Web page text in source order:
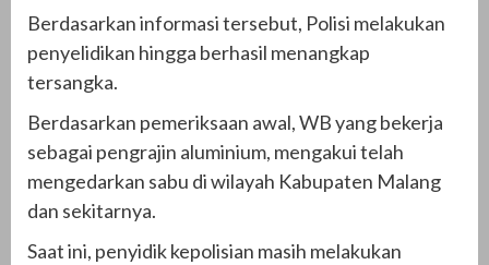
Berdasarkan informasi tersebut, Polisi melakukan
penyelidikan hingga berhasil menangkap
tersangka.
Berdasarkan pemeriksaan awal, WB yang bekerja
sebagai pengrajin aluminium, mengakui telah
mengedarkan sabu di wilayah Kabupaten Malang
dan sekitarnya.
Saat ini, penyidik kepolisian masih melakukan